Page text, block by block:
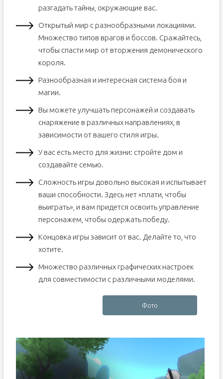
разгадать тайны, окружающие вас.
Открытый мир с разнообразными локациями.
Множество типов врагов и боссов. Сражайтесь,
чтобы спасти мир от вторжения демонического
короля.
Разнообразная и интересная система боя и
магии.
Вы можете улучшать персонажей и создавать
снаряжение в различных направлениях, в
зависимости от вашего стиля игры.
У вас есть место для жизни: стройте дом и
создавайте семью.
Сложность игры довольно высокая и испытывает
ваши способности. Здесь нет «плати, чтобы
выиграть», и вам придется освоить управление
персонажем, чтобы одержать победу.
Концовка игры зависит от вас. Делайте то, что
хотите.
Множество различных графических настроек
для совместимости с различными моделями.
Фото